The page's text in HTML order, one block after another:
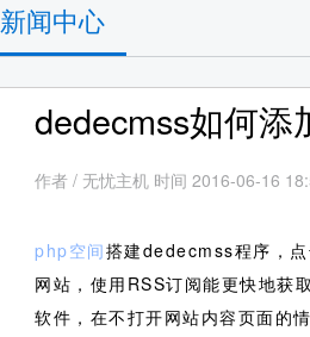
新闻中心
dedecmss如何添
作者 / 无忧主机 时间 2016-06-16
php空间搭建dedecmss程序，
网站，使用RSS订阅能更快地获
软件，在不打开网站内容页面的